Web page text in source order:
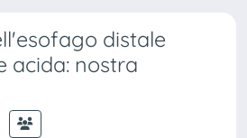
distale
acida: nostra